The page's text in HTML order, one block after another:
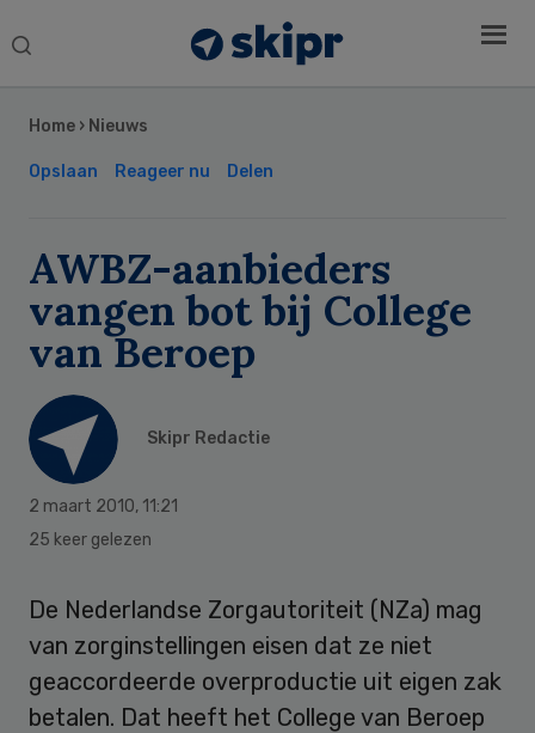
Search
Home › Nieuws
Opslaan Reageer nu Delen
AWBZ-aanbieders
vangen bot bij College
van Beroep
Skipr Redactie
2 maart 2010, 11:21
25 keer gelezen
De Nederlandse Zorgautoriteit (NZa) mag
van zorginstellingen eisen dat ze niet
geaccordeerde overproductie uit eigen zak
betalen. Dat heeft het College van Beroep
Sidebar